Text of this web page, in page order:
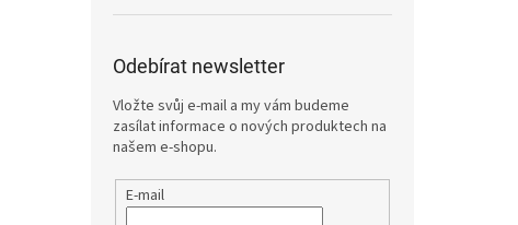
Odebírat newsletter
Vložte svůj e-mail a my vám budeme
zasílat informace o nových produktech na
našem e-shopu.
E-mail